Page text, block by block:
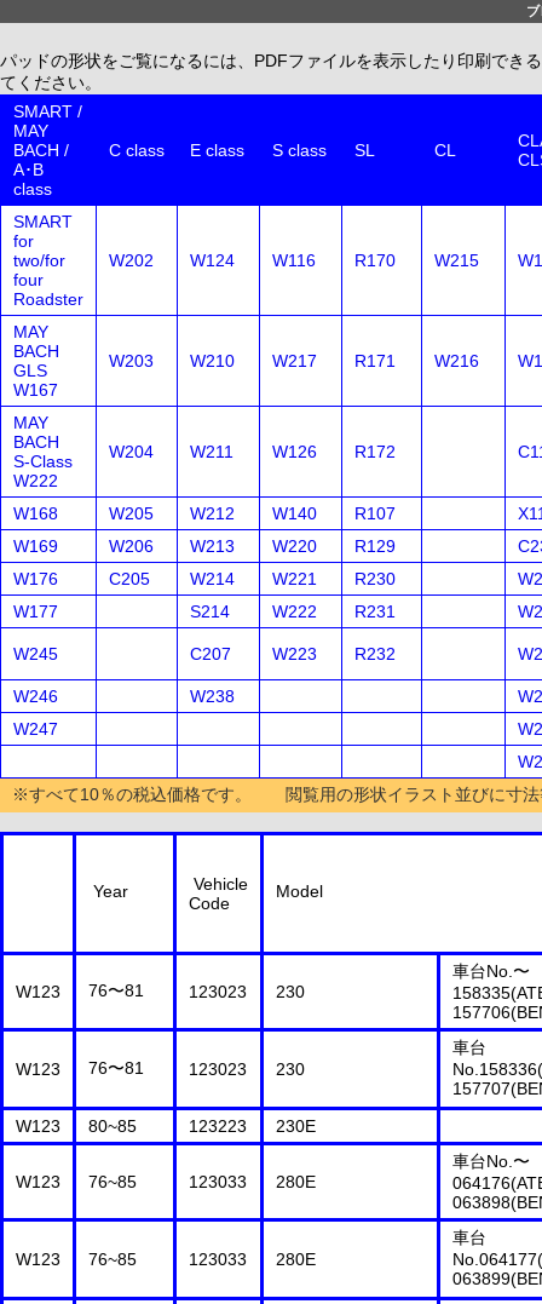
パッドの形状をご覧になるには、PDFファイルを表示したり印刷でき
てください。
SMART /
MAY
BACH /
A･B
class
C class E class S class SL CL
SMART
for
two/for
four
Roadster
W202 W124 W116 R170 W215
MAY
BACH
GLS
W167
W203 W210 W217 R171 W216
MAY
BACH
S-Class
W222
W204 W211 W126 R172
W168 W205 W212 W140 R107
W169
W206 W213 W220 R129
W176
C205 W214 W221 R230
W177
S214 W222 R231
W245 C207 W223 R232
W246 W238
W247
※すべて10％の税込価格です。 閲覧用の形状イラスト並びに寸法
Year
Vehicle
Code
Model
W123 76〜81 123023 230
車台No.〜
W123 76〜81 123023 230
車台
W123
80~85 123223 230E
W123 76~85 123033 280E
車台No.〜
W123 76~85 123033 280E
車台